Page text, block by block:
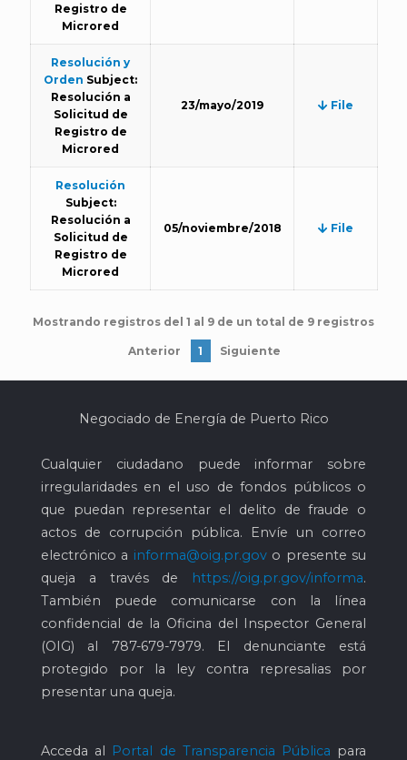
Registro de
Microred
Resolución y
Orden Subject:
Resolución a
Solicitud de
Registro de
Microred
23/mayo/2019 File
Resolución
Subject:
Resolución a
Solicitud de
Registro de
Microred
05/noviembre/2018 File
Mostrando registros del 1 al 9 de un total de 9 registros
Anterior 1 Siguiente
Negociado de Energía de Puerto Rico
Cualquier ciudadano puede informar sobre
irregularidades en el uso de fondos públicos o
que puedan representar el delito de fraude o
actos de corrupción pública. Envíe un correo
electrónico a informa@oig.pr.govo presente su
queja a través de
https://oig.pr.gov/informa.
También puede comunicarse con la línea
confidencial de la Oficina del Inspector General
(OIG) al 787-679-7979. El denunciante está
protegido por la ley contra represalias por
presentar una queja.
Acceda al Portal de Transparencia Pública para